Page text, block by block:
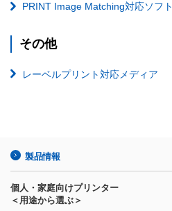
PRINT Image Matching対応ソフト
その他
レーベルプリント対応メディア
製品情報
個人・家庭向けプリンター
＜用途から選ぶ＞